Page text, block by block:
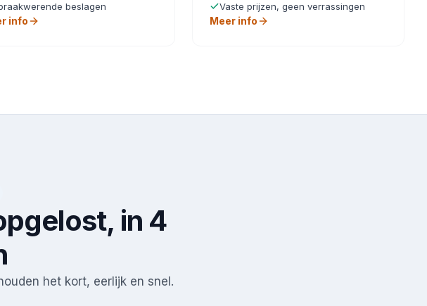
beslagen
info
Vaste prijzen, geen verrassingen
Meer info
in 4
het kort, eerlijk en snel.